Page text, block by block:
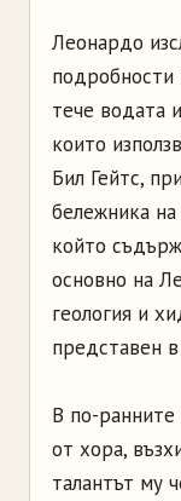
Леонардо
подробности
тече водата
които
Бил Гейтс,
бележника
който
основно на
геология и
представен
В по-
от хора,
талантът му